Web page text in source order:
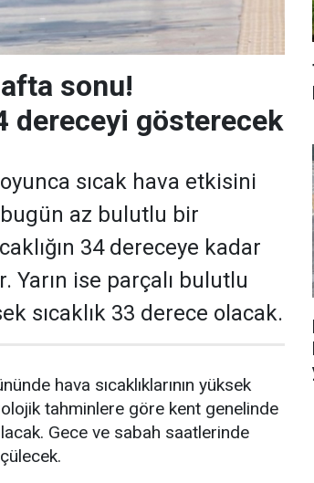
sonu!
dereceyi gösterecek
sıcak hava etkisini
az bulutlu bir
34 dereceye kadar
ise parçalı bulutlu
sıcaklık 33 derece olacak.
hava sıcaklıklarının yüksek
tahminlere göre kent genelinde
Gece ve sabah saatlerinde